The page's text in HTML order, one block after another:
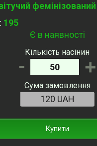
фемінізований
195
Є в наявності
Кількість насінин
- +
Сума замовлення
Купити